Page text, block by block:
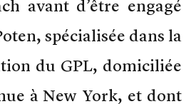
avant d’être engagé
spécialisée dans la
du GPL, domiciliée
à New York, et dont